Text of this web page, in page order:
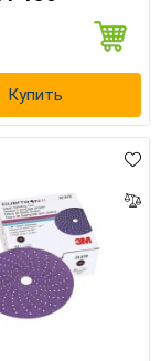
Купить